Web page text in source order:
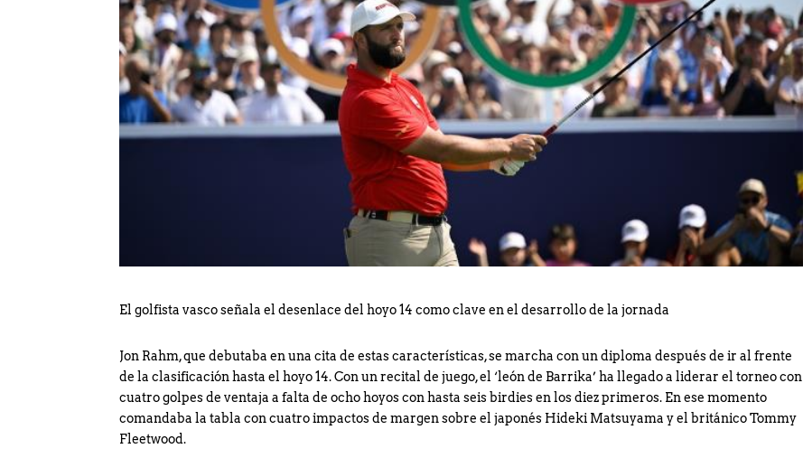
El golfista vasco señala el desenlace del hoyo 14 como clave en el desarrollo de la jornada
Jon Rahm, que debutaba en una cita de estas características, se marcha con un diploma después de ir al frente
de la clasificación hasta el hoyo 14. Con un recital de juego, el ‘león de Barrika’ ha llegado a liderar el torneo con
cuatro golpes de ventaja a falta de ocho hoyos con hasta seis birdies en los diez primeros. En ese momento
comandaba la tabla con cuatro impactos de margen sobre el japonés Hideki Matsuyama y el británico Tommy
Fleetwood.